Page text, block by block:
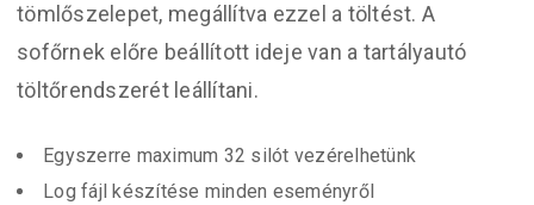
tömlőszelepet, megállítva ezzel a töltést. A
sofőrnek előre beállított ideje van a tartályautó
töltőrendszerét leállítani.
Egyszerre maximum 32 silót vezérelhetünk
Log fájl készítése minden eseményről